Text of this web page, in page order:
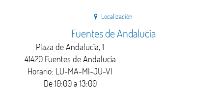
Localización
Fuentes de Andalucía
Plaza de Andalucía, 1
41420 Fuentes de Andalucía
Horario: LU-MA-MI-JU-VI
De 10:00 a 13:00